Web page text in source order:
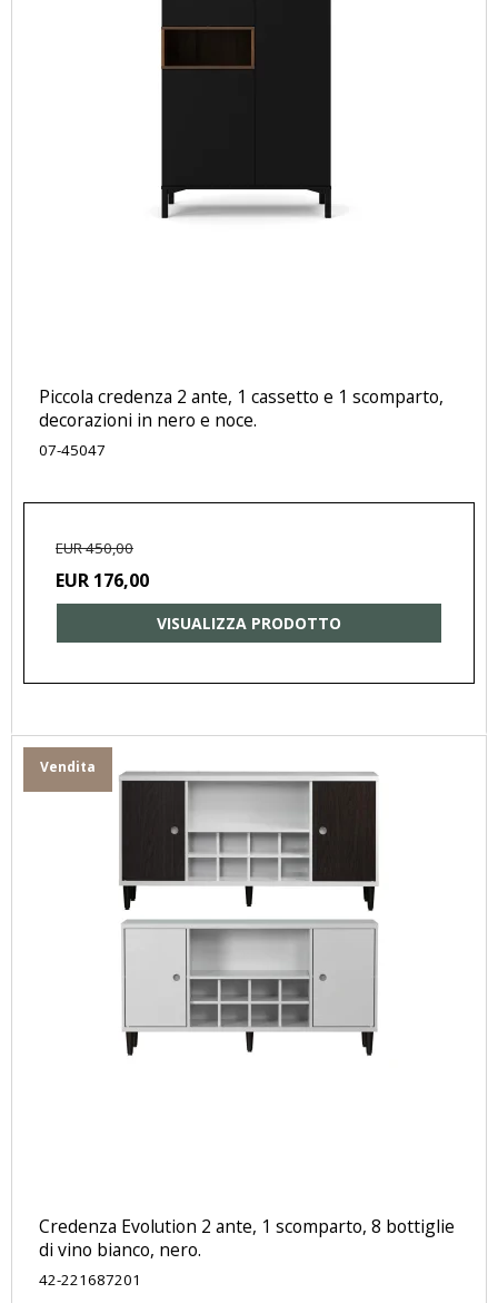
Piccola credenza 2 ante, 1 cassetto e 1 scomparto,
decorazioni in nero e noce.
07-45047
EUR 450,00
EUR 176,00
VISUALIZZA PRODOTTO
Vendita
Credenza Evolution 2 ante, 1 scomparto, 8 bottiglie
di vino bianco, nero.
42-221687201